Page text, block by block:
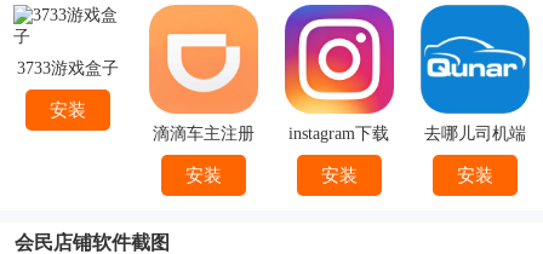
3733游戏盒子
安装
滴滴车主注册
下载
安装
instagram下载
官方
安装
去哪儿司机端
下载安装
安装
会民店铺软件截图